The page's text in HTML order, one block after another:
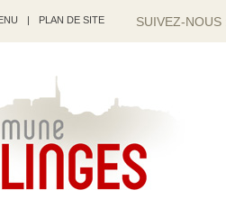
| PLAN DE SITE SUIVEZ-NOUS